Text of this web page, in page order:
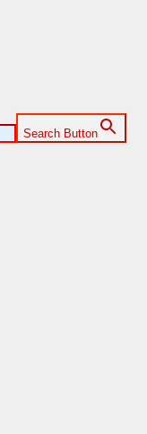
Search Button